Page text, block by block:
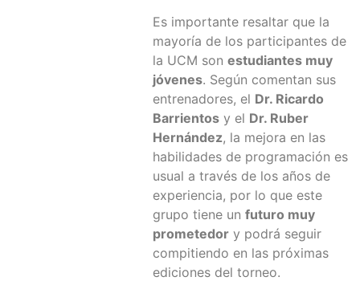
Es importante resaltar que la
mayoría de los participantes de
la UCM son estudiantes muy
jóvenes. Según comentan sus
entrenadores, el Dr. Ricardo
Barrientos y el Dr. Ruber
Hernández, la mejora en las
habilidades de programación es
usual a través de los años de
experiencia, por lo que este
grupo tiene un futuro muy
prometedor y podrá seguir
compitiendo en las próximas
ediciones del torneo.